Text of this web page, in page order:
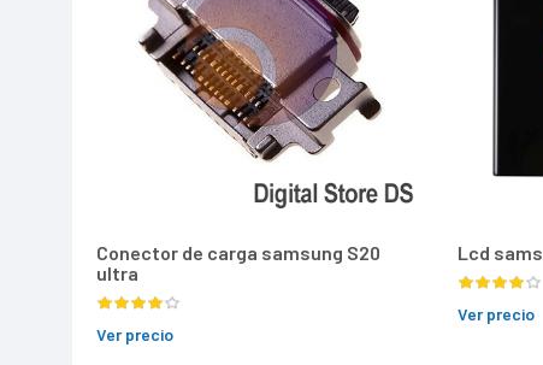
Conector de carga samsung S20
ultra
Ver precio
Lcd
Ver precio